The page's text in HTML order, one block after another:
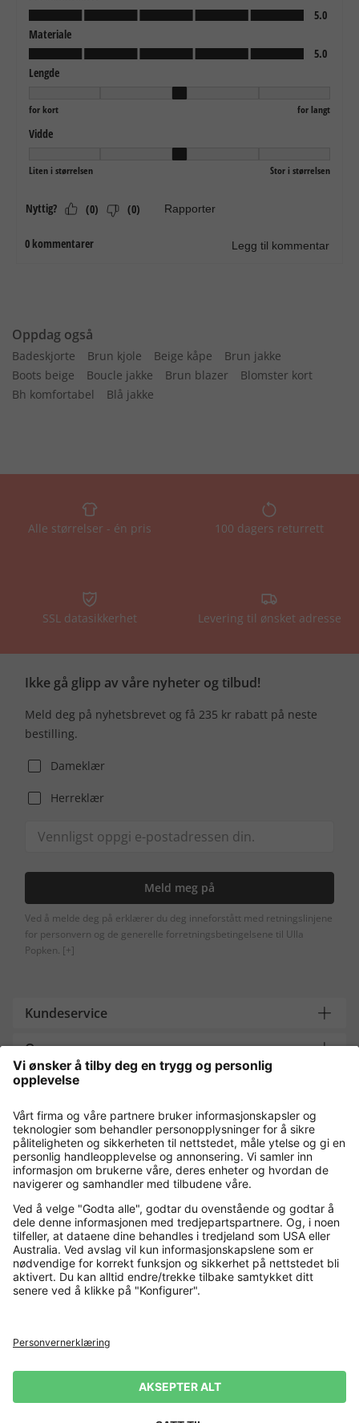
Oppdag også
Badeskjorte Brun kjole Beige kåpe
Brun jakke
Boots beige
Boucle jakke Brun blazer
Blomster kort
Bh komfortabel
Blå jakke
Alle størrelser - én pris 100 dagers returrett
SSL datasikkerhet Levering til ønsket adresse
Ikke gå glipp av våre nyheter og tilbud!
Meld deg på nyhetsbrevet og få 235 kr rabatt på neste
bestilling.
Dameklær
Herreklær
Meld meg på
Ved å melde deg på erklærer du deg inneforstått med retningslinjene
for personvern og de generelle forretningsbetingelsene til Ulla
Popken. [+]
Kundeservice
Om oss
Contact
Payment and Delivery
Kjøp trygt med
Flere nettbutikker
Norge
Personvernerklæring
Vilkår og betingelser
Firmainformasjon
Angrerett Levering